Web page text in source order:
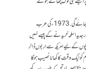
آخر میں بس ایک واقعہ نقل کرتا ہوں جس سے پوری بات سمجھ آ جائے گی. 1973ء کی عرب
اسلحہ خریدنے کے پیسے نہیں
کے لیے امریکہ سے اربوں ڈالر
کو ایک وقت کا کھانا نصیب ہوگا